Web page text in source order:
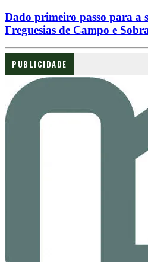
Dado primeiro passo para a
Freguesias de Campo e
PUBLICIDADE